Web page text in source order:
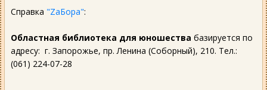
Справка "ZаБора":
Областная библиотека для юношества базируется по
адресу: г. Запорожье, пр. Ленина (Соборный), 210. Тел.:
(061) 224-07-28